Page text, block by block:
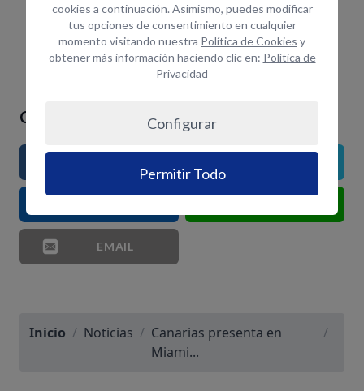
Comparte el artículo si te ha gustado
EMAIL
Inicio / Noticias / Canarias presenta en
Miami...
/
cookies a continuación. Asimismo, puedes modificar
tus opciones de consentimiento en cualquier
momento visitando nuestra Política de Cookies y
obtener más información haciendo clic en: Política de
Privacidad
Configurar
Permitir Todo